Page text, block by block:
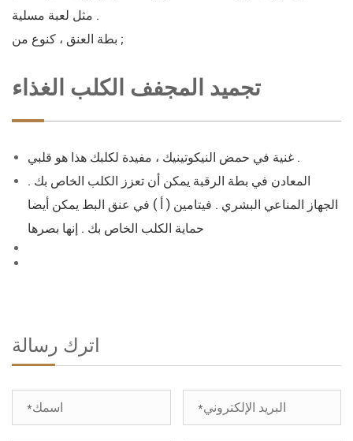
مثل لعبة مسلية .
بطة العنق ، كنوع من ;
تجميد المجفف الكلب الغذاء
غنية في حمض النيكوتينيك ، مفيدة لكلبك هذا هو قلبي .
المعادن في بطة الرقبة يمكن أن تعزز الكلب الخاص بك .
الجهاز المناعي البشري . فيتامين ( أ ) في عنق البط يمكن أيضا
حماية الكلب الخاص بك . إنها بصرها
اترك رسالة